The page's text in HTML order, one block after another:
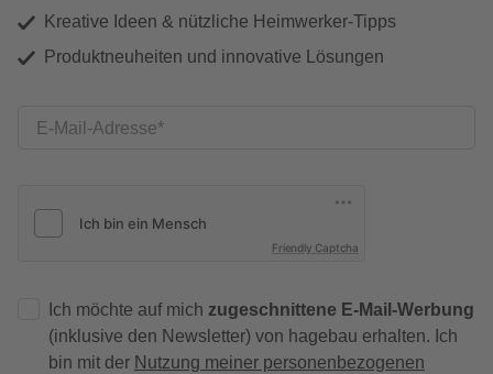
Kreative Ideen & nützliche Heimwerker-Tipps
Produktneuheiten und innovative Lösungen
E-Mail-Adresse
Friendly Captcha
Ich möchte auf mich zugeschnittene E-Mail-Werbung
(inklusive den Newsletter) von hagebau erhalten. Ich
bin mit der Nutzung meiner personenbezogenen